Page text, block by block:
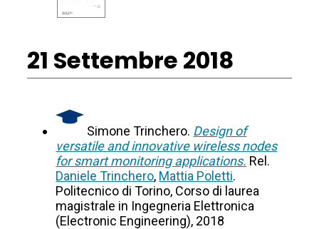
21 Settembre 2018
Simone Trinchero. Design of
versatile and innovative wireless nodes
for smart monitoring applications. Rel.
Daniele Trinchero, Mattia Poletti.
Politecnico di Torino, Corso di laurea
magistrale in Ingegneria Elettronica
(Electronic Engineering), 2018